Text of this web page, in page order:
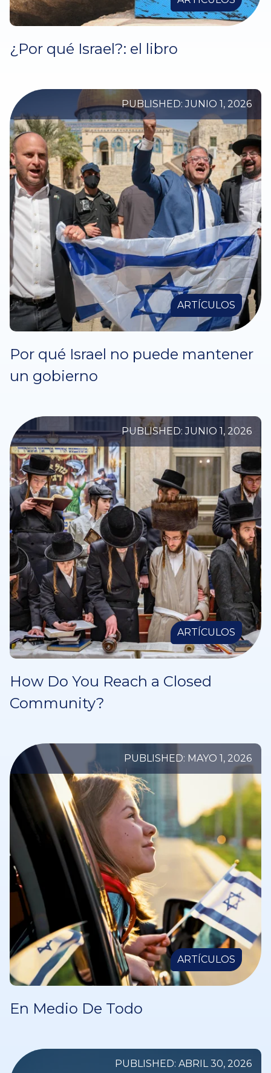
¿Por qué Israel?: el libro
PUBLISHED: JUNIO 1, 2026
ARTÍCULOS
Por qué Israel no puede mantener
un gobierno
PUBLISHED: JUNIO 1, 2026
ARTÍCULOS
How Do You Reach a Closed
Community?
PUBLISHED: MAYO 1, 2026
ARTÍCULOS
En Medio De Todo
PUBLISHED: ABRIL 30, 2026